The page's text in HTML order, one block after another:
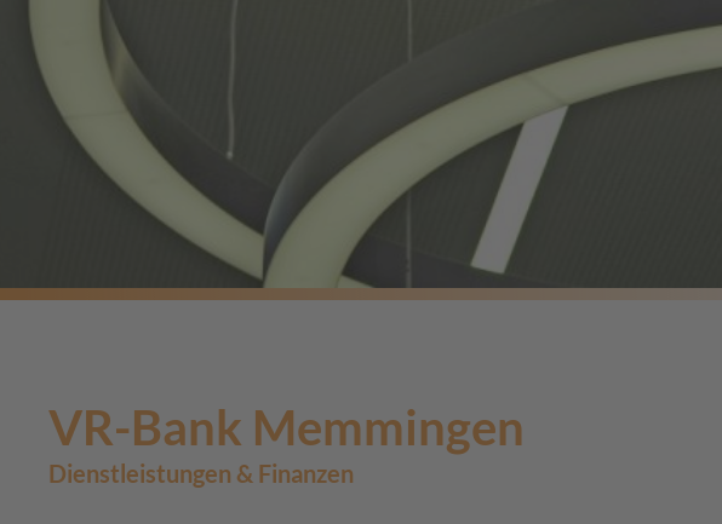
VR-Bank Memmingen
Dienstleistungen & Finanzen